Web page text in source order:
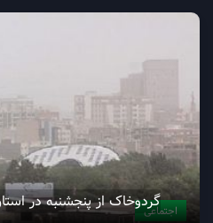
اجتماعیگردوخاک از پنجشنبه در